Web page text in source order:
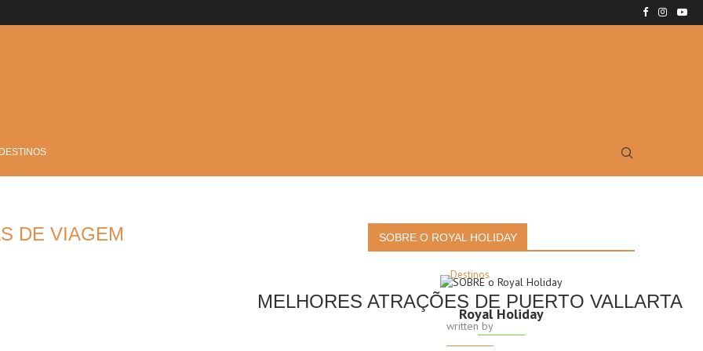
DE VIAGEM
Destinos
MELHORES ATRAÇÕES DE PUERTO VALLARTA
written by
SOBRE O ROYAL HOLIDAY
Royal Holiday